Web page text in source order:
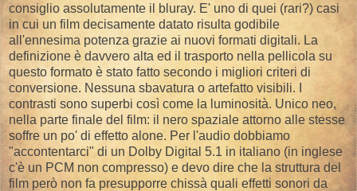
consiglio assolutamente il bluray. E' uno di quei (rari?) casi
in cui un film decisamente datato risulta godibile
all'ennesima potenza grazie ai nuovi formati digitali. La
definizione è davvero alta ed il trasporto nella pellicola su
questo formato è stato fatto secondo i migliori criteri di
conversione. Nessuna sbavatura o artefatto visibili. I
contrasti sono superbi così come la luminosità. Unico neo,
nella parte finale del film: il nero spaziale attorno alle stesse
soffre un po' di effetto alone. Per l'audio dobbiamo
"accontentarci" di un Dolby Digital 5.1 in italiano (in inglese
c'è un PCM non compresso) e devo dire che la struttura del
film però non fa presupporre chissà quali effetti sonori da